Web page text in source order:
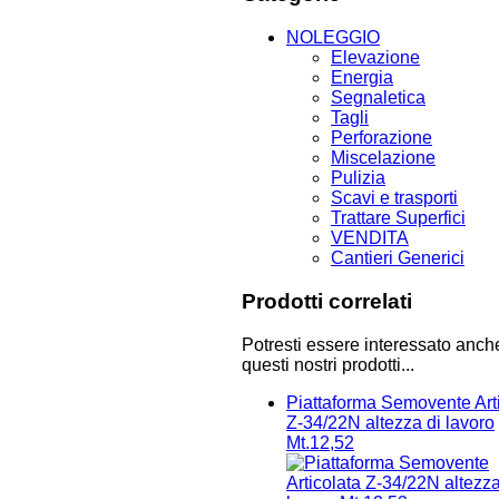
NOLEGGIO
Elevazione
Energia
Segnaletica
Tagli
Perforazione
Miscelazione
Pulizia
Scavi e trasporti
Trattare Superfici
VENDITA
Cantieri Generici
Prodotti correlati
Potresti essere interessato
questi nostri prodotti...
Piattaforma Semovente
Z-34/22N altezza di lavoro
Mt.12,52